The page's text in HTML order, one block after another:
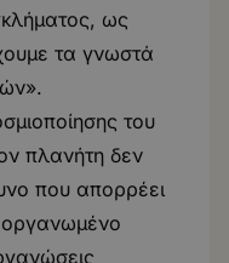
ως
τα γνωστά
του
πλανήτη δεν
που απορρέει
οργανωμένο